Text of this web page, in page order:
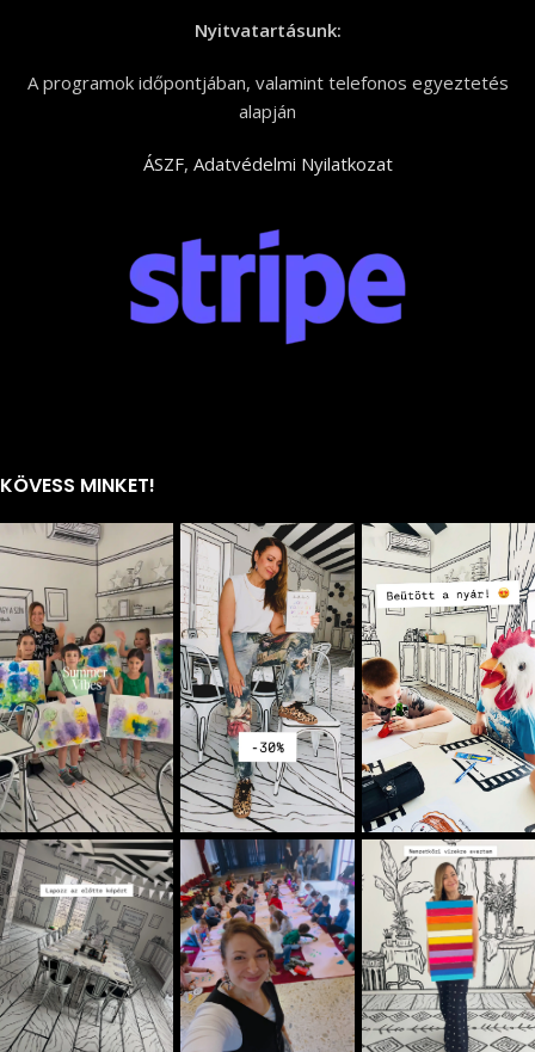
Nyitvatartásunk:
A programok időpontjában, valamint telefonos egyeztetés
alapján
ÁSZF, Adatvédelmi Nyilatkozat
KÖVESS MINKET!